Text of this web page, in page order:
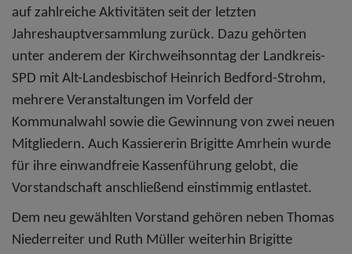
auf zahlreiche Aktivitäten seit der letzten
Jahreshauptversammlung zurück. Dazu gehörten
unter anderem der Kirchweihsonntag der Landkreis-
SPD mit Alt-Landesbischof Heinrich Bedford-Strohm,
mehrere Veranstaltungen im Vorfeld der
Kommunalwahl sowie die Gewinnung von zwei neuen
Mitgliedern. Auch Kassiererin Brigitte Amrhein wurde
für ihre einwandfreie Kassenführung gelobt, die
Vorstandschaft anschließend einstimmig entlastet.
Dem neu gewählten Vorstand gehören neben Thomas
Niederreiter und Ruth Müller weiterhin Brigitte